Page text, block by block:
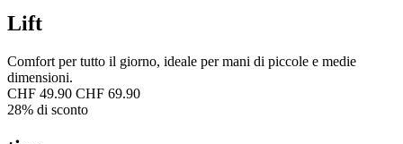
Lift
Comfort per tutto il giorno, ideale per mani di piccole e medie
dimensioni.
CHF 49.90 CHF 69.90
28% di sconto